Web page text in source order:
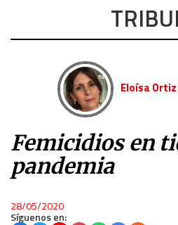
Eloísa
Femicidios en
pandemia
28/05/2020
Síguenos en: